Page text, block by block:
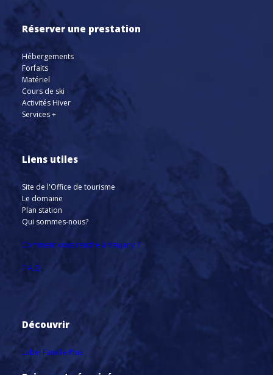
Réserver une prestation
Hébergements
Forfaits
Matériel
Cours de ski
Activités Hiver
Services +
Liens utiles
Site de l'Office de tourisme
Le domaine
Plan station
Qui sommes-nous?
Comment vous rendre à Vaujany ?
F.A.Q.
Découvrir
Label Famille Plus